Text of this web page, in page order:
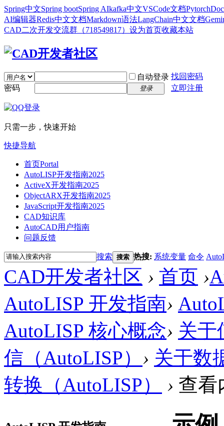
Spring中文Spring bootSpring AIkafka中文VSCode文档Pytorch
AI编辑器Redis中文文档Markdown语法LangChain中文文档
CAD二次开发交流群（718549817） 设为首页收藏本站
自动登录 找回密码
密码
登录 立即注册
只需一步，快速开始
快捷导航
首页Portal
AutoLISP开发指南2025
ActiveX开发指南2025
ObjectARX开发指南2025
JavaScript开发指南2025
CAD知识库
AutoCAD用户指南
问题反馈
搜索 搜索 热搜: 系统变量 命令
CAD开发者社区 › 首页 ›
AutoLISP 开发指南›
AutoLISP 核心概念› 关于
信（AutoLISP） › 关于数
转换（AutoLISP）
› 查看